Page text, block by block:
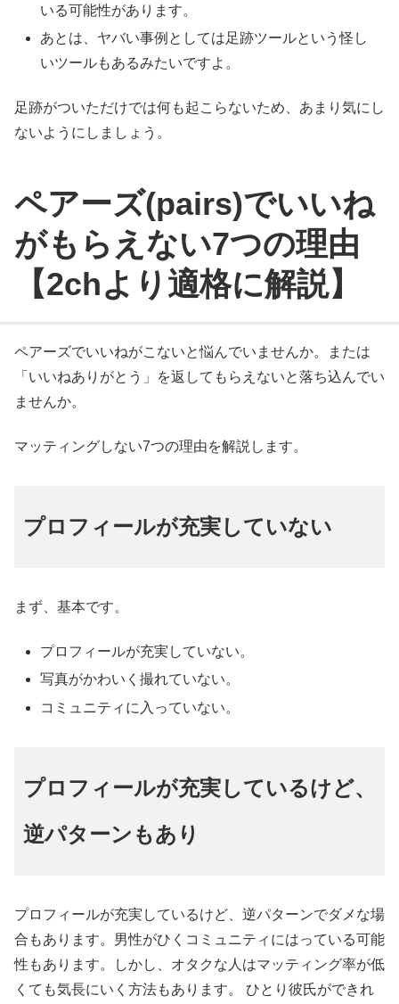
いる可能性があります。
あとは、ヤバい事例としては足跡ツールという怪し
いツールもあるみたいですよ。
足跡がついただけでは何も起こらないため、あまり気にし
ないようにしましょう。
ペアーズ(pairs)でいいね
がもらえない7つの理由
【2chより適格に解説】
ペアーズでいいねがこないと悩んでいませんか。または
「いいねありがとう」を返してもらえないと落ち込んでい
ませんか。
マッティングしない7つの理由を解説します。
プロフィールが充実していない
まず、基本です。
プロフィールが充実していない。
写真がかわいく撮れていない。
コミュニティに入っていない。
プロフィールが充実しているけど、
逆パターンもあり
プロフィールが充実しているけど、逆パターンでダメな場
合もあります。男性がひくコミュニティにはっている可能
性もあります。しかし、オタクな人はマッティング率が低
くても気長にいく方法もあります。 ひとり彼氏ができれ